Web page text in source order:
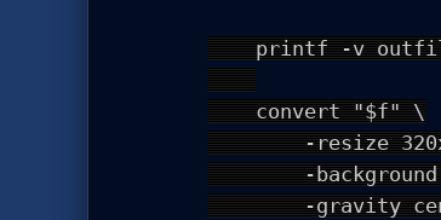
printf -v outfile
convert "$f" \
-resize
-background
-gravity